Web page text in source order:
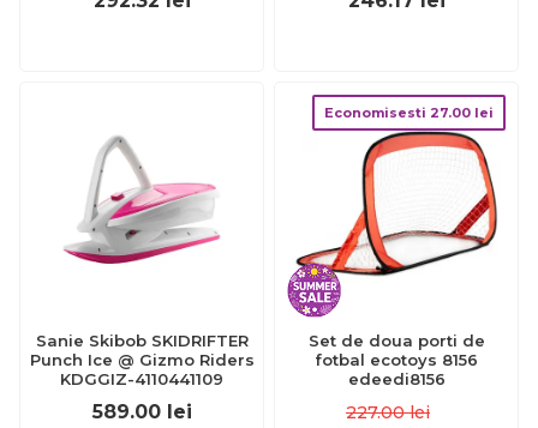
Sanie Skibob SKIDRIFTER
Punch Ice @ Gizmo Riders
KDGGIZ-4110441109
589.00 lei
Economisesti 27.00 lei
Set de doua porti de
fotbal ecotoys 8156
edeedi8156
227.00 lei